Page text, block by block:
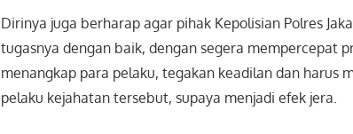
Dirinya juga berharap agar pihak Kepolisian Polres
tugasnya dengan baik, dengan segera mempercepat
menangkap para pelaku, tegakan keadilan dan harus
pelaku kejahatan tersebut, supaya menjadi efek jera.